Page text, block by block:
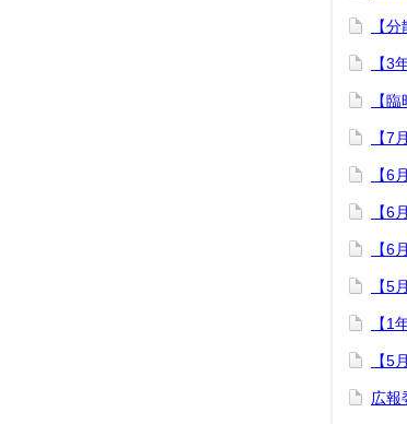
【
【3
【
【7
【6
【6
【6
【5
【1
【5
広報